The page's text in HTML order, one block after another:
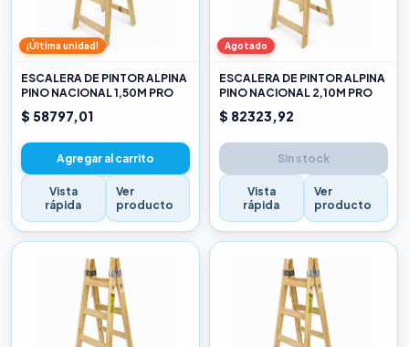
¡Última unidad!
ESCALERA DE PINTOR ALPINA
PINO NACIONAL 1,50M PRO
$ 58797,01
Agregar al carrito
Vista
rápida
Ver
producto
Agotado
ESCALERA DE PINTOR ALPINA
PINO NACIONAL 2,10M PRO
$ 82323,92
Sin stock
Vista
rápida
Ver
producto